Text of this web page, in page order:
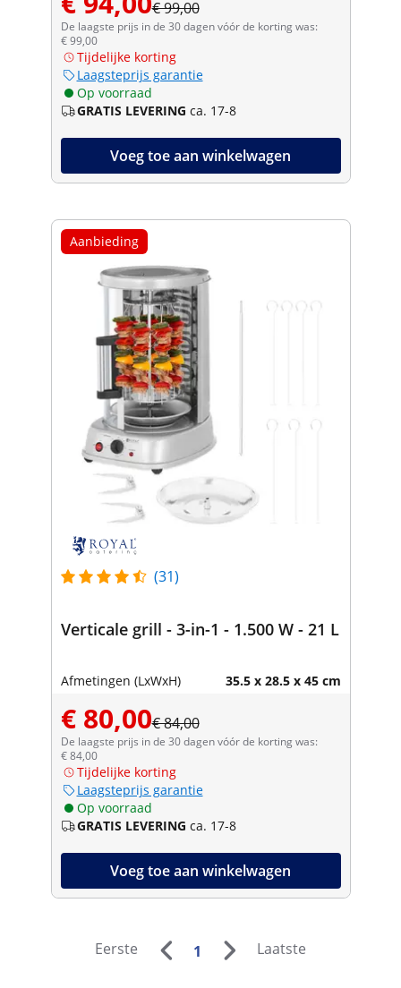
€ 99,00
De laagste prijs in de 30 dagen vóór de korting was:
€ 99,00
Tijdelijke korting
Laagsteprijs garantie
Op voorraad
GRATIS LEVERING ca. 17-8
Voeg toe aan winkelwagen
Aanbieding
(31)
Verticale grill - 3-in-1 - 1.500 W - 21 L
Afmetingen (LxWxH) 35.5 x 28.5 x 45 cm
€ 80,00€ 84,00
De laagste prijs in de 30 dagen vóór de korting was:
€ 84,00
Tijdelijke korting
Laagsteprijs garantie
Op voorraad
GRATIS LEVERING ca. 17-8
Voeg toe aan winkelwagen
Eerste 1 Laatste